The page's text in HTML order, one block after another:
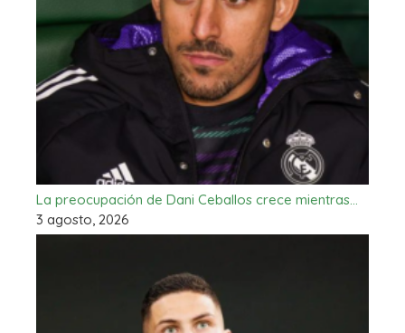
La preocupación de Dani Ceballos crece mientras…
3 agosto, 2026